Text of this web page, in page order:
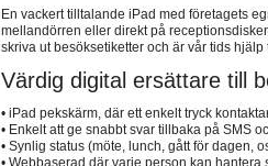
En vackert tilltalande iPad med företagets
mellandörren eller direkt på
skriva ut besöksetiketter och är vår tids
Värdig digital ersättare till
• iPad pekskärm, där ett enkelt tryck
• Enkelt att ge snabbt svar tillbaka på SMS
• Synlig status (möte, lunch, gått för dagen,
• Webbaserad där varje person kan hantera